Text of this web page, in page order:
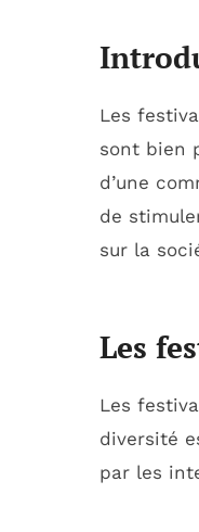
Les
sont bien
d’une
de
sur la
Les
Les
diversité
par les